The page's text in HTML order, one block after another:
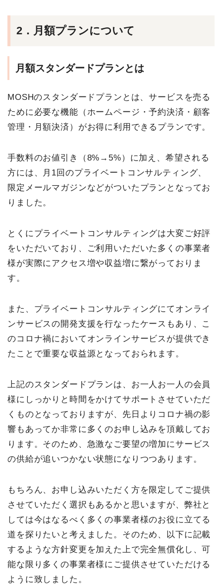
2．月額プランについて
月額スタンダードプランとは
MOSHのスタンダードプランとは、サービスを売る
ために必要な機能（ホームページ・予約決済・顧客
管理・月額決済）がお得に利用できるプランです。
手数料のお値引き（8%→5%）に加え、希望される
方には、月1回のプライベートコンサルティング、
限定メールマガジンなどがついたプランとなってお
りました。
とくにプライベートコンサルティングは大変ご好評
をいただいており、ご利用いただいた多くの事業者
様が実際にアクセス増や収益増に繋がっておりま
す。
また、プライベートコンサルティングにてオンライ
ンサービスの開発支援を行なったケースもあり、こ
のコロナ禍においてオンラインサービスが提供でき
たことで重要な収益源となっておられます。
上記のスタンダードプランは、お一人お一人の会員
様にしっかりと時間をかけてサポートさせていただ
くものとなっておりますが、先日よりコロナ禍の影
響もあってか非常に多くのお申し込みを頂戴してお
ります。そのため、急激なご要望の増加にサービス
の供給が追いつかない状態になりつつあります。
もちろん、お申し込みいただく方を限定してご提供
させていただく選択もあるかと思いますが、弊社と
しては今はなるべく多くの事業者様のお役に立てる
道を探りたいと考えました。そのため、以下に記載
するような方針変更を加えた上で完全無償化し、可
能な限り多くの事業者様にご提供させていただける
ように致しました。